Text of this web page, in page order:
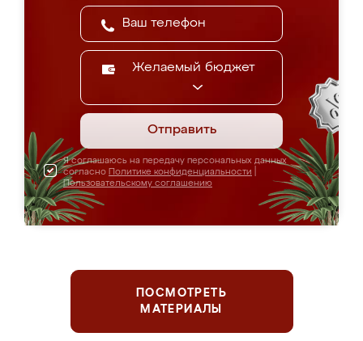
Желаемый бюджет
Отправить
Я соглашаюсь на передачу персональных данных
согласно Политике конфиденциальности
Пользовательскому соглашению
ПОСМОТРЕТЬ
МАТЕРИАЛЫ